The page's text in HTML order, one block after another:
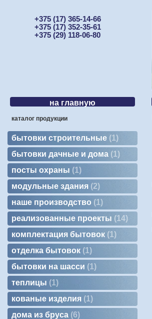
+375 (17) 365-14-66
+375 (17) 352-35-61
+375 (29) 118-06-80
на главную
каталог продукции
бытовки строительные 1
бытовки дачные и дома 1
посты охраны
1
модульные здания 2
наше производство
1
реализованные проекты
14
комплектация бытовок 1
отделка бытовок 1
бытовки на шасси
1
теплицы
1
кованые изделия 1
дома из бруса 6